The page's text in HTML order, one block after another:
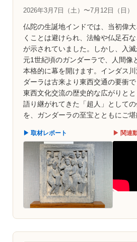
2026年3月7日（土）〜7月12日（日）
仏陀の生誕地インドでは、当初偉
くことは避けられ、法輪や仏足石
が示されていました。しかし、入
元1世紀頃のガンダーラで、人間像
本格的に幕を開けます。インダス
ダーラは古来より東西交通の要衝で
東西文化交流の歴史的な広がりと
語り継がれてきた「超人」として
を、ガンダーラの至宝とともにご堪
▶ 取材レポート ▶ 関連